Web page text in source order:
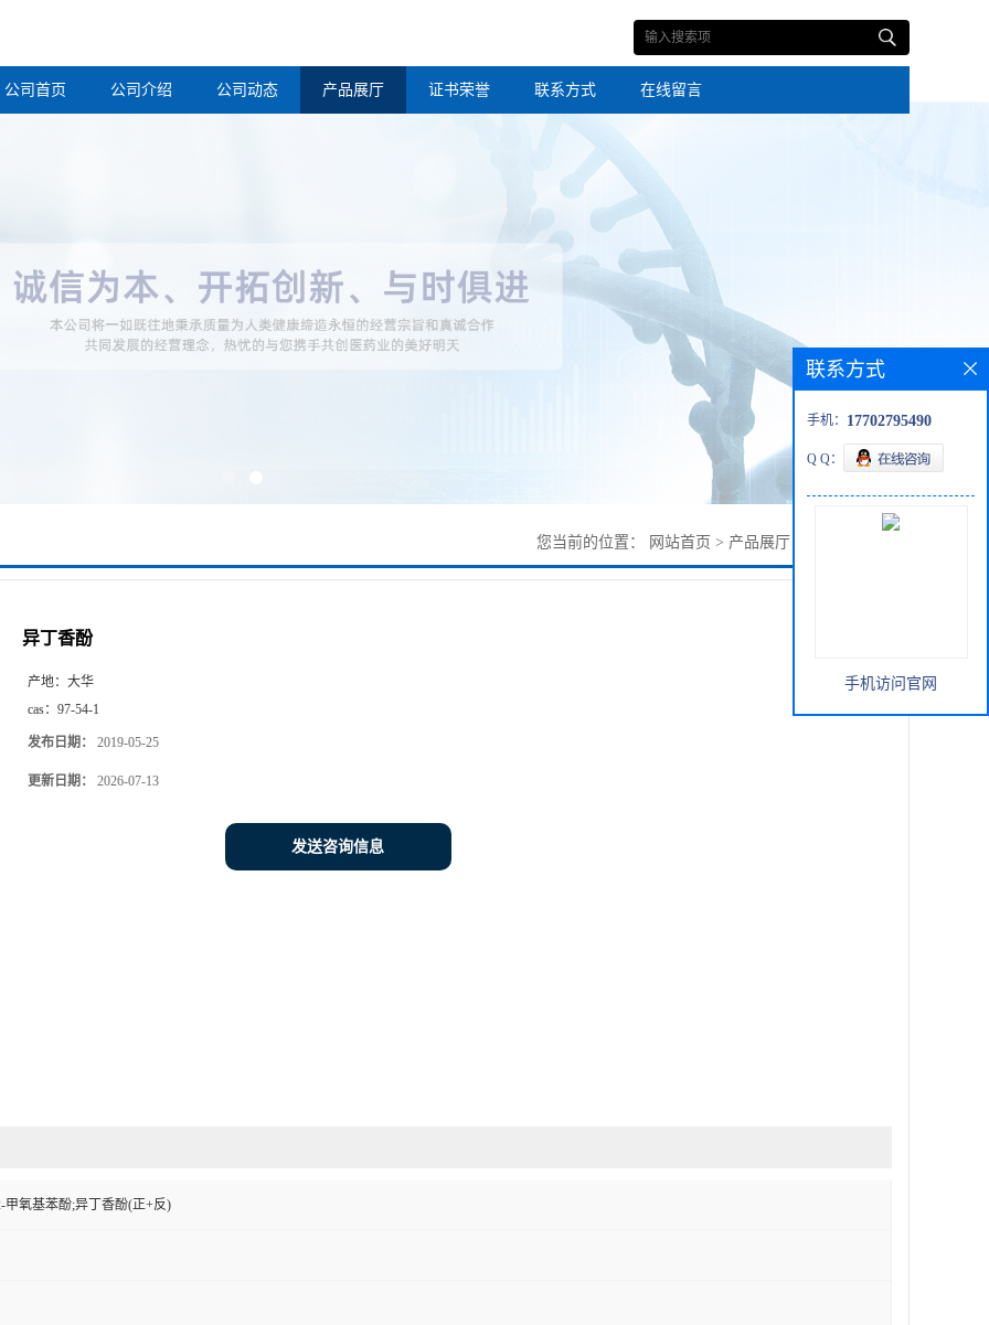
公司首页 公司介绍 公司动态 产品展厅 证书荣誉 联系方式 在线留言
您当前的位置： 网站首页 > 产品展厅
异丁香酚
产地： 大华
cas： 97-54-1
发布日期： 2019-05-25
更新日期： 2026-07-13
发送咨询信息
甲氧基苯酚;异丁香酚(正+反)
联系方式
手机： 17702795490
Q Q：
手机访问官网